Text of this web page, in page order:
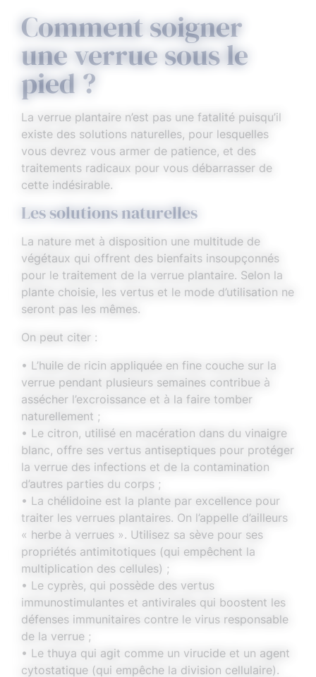
Comment soigner
une verrue sous le
pied ?
La verrue plantaire n’est pas une fatalité puisqu’il
existe des solutions naturelles, pour lesquelles
vous devrez vous armer de patience, et des
traitements radicaux pour vous débarrasser de
cette indésirable.
Les solutions naturelles
La nature met à disposition une multitude de
végétaux qui offrent des bienfaits insoupçonnés
pour le traitement de la verrue plantaire. Selon la
plante choisie, les vertus et le mode d’utilisation ne
seront pas les mêmes.
On peut citer :
• L’huile de ricin appliquée en fine couche sur la
verrue pendant plusieurs semaines contribue à
assécher l’excroissance et à la faire tomber
naturellement ;
• Le citron, utilisé en macération dans du vinaigre
blanc, offre ses vertus antiseptiques pour protéger
la verrue des infections et de la contamination
d’autres parties du corps ;
• La chélidoine est la plante par excellence pour
traiter les verrues plantaires. On l’appelle d’ailleurs
« herbe à verrues ». Utilisez sa sève pour ses
propriétés antimitotiques (qui empêchent la
multiplication des cellules) ;
• Le cyprès, qui possède des vertus
immunostimulantes et antivirales qui boostent les
défenses immunitaires contre le virus responsable
de la verrue ;
• Le thuya qui agit comme un virucide et un agent
cytostatique (qui empêche la division cellulaire).